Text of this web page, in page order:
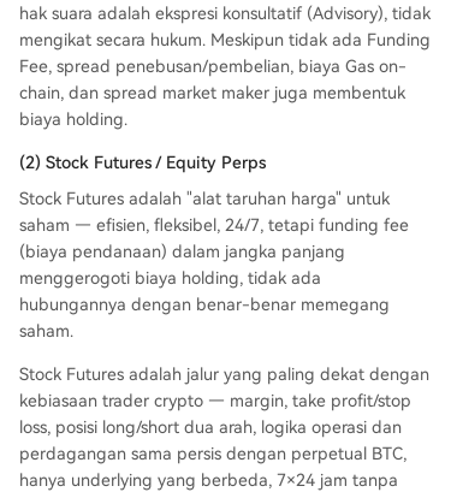
hak suara adalah ekspresi konsultatif (Advisory), tidak
mengikat secara hukum. Meskipun tidak ada Funding
Fee, spread penebusan/pembelian, biaya Gas on-
chain, dan spread market maker juga membentuk
biaya holding.
(2) Stock Futures / Equity Perps
Stock Futures adalah "alat taruhan harga" untuk
saham — efisien, fleksibel, 24/7, tetapi funding fee
(biaya pendanaan) dalam jangka panjang
menggerogoti biaya holding, tidak ada
hubungannya dengan benar-benar memegang
saham.
Stock Futures adalah jalur yang paling dekat dengan
kebiasaan trader crypto — margin, take profit/stop
loss, posisi long/short dua arah, logika operasi dan
perdagangan sama persis dengan perpetual BTC,
hanya underlying yang berbeda, 7×24 jam tanpa